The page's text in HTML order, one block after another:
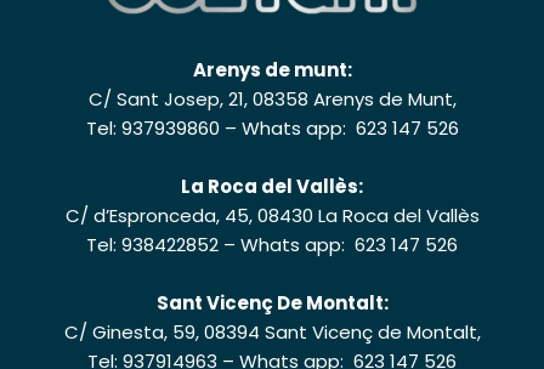
Arenys de munt:
C/ Sant Josep, 21, 08358 Arenys de Munt,
Tel: 937939860 – Whats app: 623 147 526
La Roca del Vallès:
C/ d’Espronceda, 45, 08430 La Roca del Vallès
Tel: 938422852 – Whats app: 623 147 526
Sant Vicenç De Montalt:
C/ Ginesta, 59, 08394 Sant Vicenç de Montalt,
Tel: 937914963 – Whats app: 623 147 526